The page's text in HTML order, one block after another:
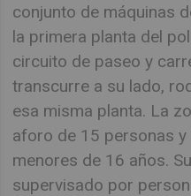
conjunto de máquinas
la primera planta del
circuito de paseo y
transcurre a su lado,
esa misma planta. La
aforo de 15 personas
menores de 16 años.
supervisado por